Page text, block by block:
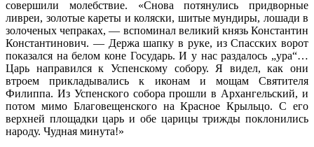
совершили молебствие. «Снова потянулись придворные
ливреи, золотые кареты и коляски, шитые мундиры, лошади в
золоченых чепраках, — вспоминал великий князь Константин
Константинович. — Держа шапку в руке, из Спасских ворот
показался на белом коне Государь. И у нас раздалось „ура“…
Царь направился к Успенскому собору. Я видел, как они
втроем прикладывались к иконам и мощам Святителя
Филиппа. Из Успенского собора прошли в Архангельский, и
потом мимо Благовещенского на Красное Крыльцо. С его
верхней площадки царь и обе царицы трижды поклонились
народу. Чудная минута!»